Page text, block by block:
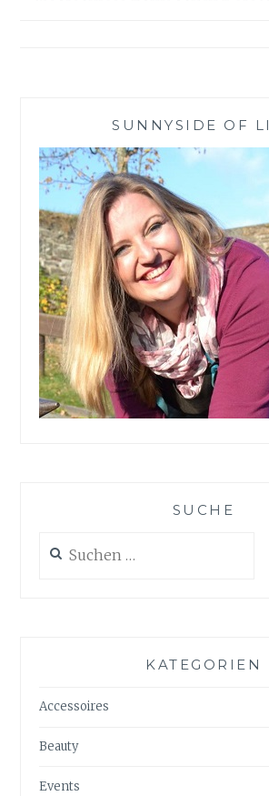
SUNNYSIDE OF
SUCHE
nach:
KATEGORIEN
Accessoires
Beauty
Events